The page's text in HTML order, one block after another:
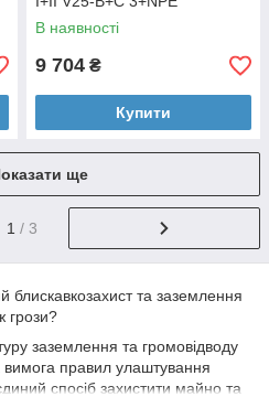
В наявності
9 704 ₴
Купити
ще
1 / 3
блискавкозахист та заземлення
грози?
заземлення та громовідводу
правил улаштування
спосіб захистити майно та